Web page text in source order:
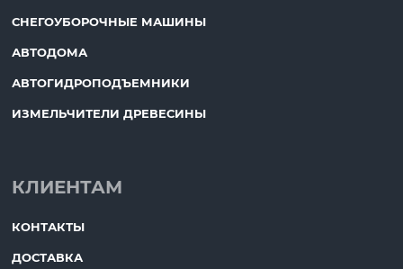
СНЕГОУБОРОЧНЫЕ МАШИНЫ
АВТОДОМА
АВТОГИДРОПОДЪЕМНИКИ
ИЗМЕЛЬЧИТЕЛИ ДРЕВЕСИНЫ
КЛИЕНТАМ
КОНТАКТЫ
ДОСТАВКА